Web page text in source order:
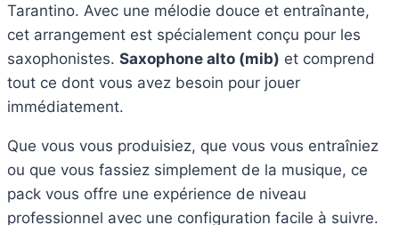
Tarantino. Avec une mélodie douce et entraînante,
cet arrangement est spécialement conçu pour les
saxophonistes. Saxophone alto (mib) et comprend
tout ce dont vous avez besoin pour jouer
immédiatement.
Que vous vous produisiez, que vous vous entraîniez
ou que vous fassiez simplement de la musique, ce
pack vous offre une expérience de niveau
professionnel avec une configuration facile à suivre.